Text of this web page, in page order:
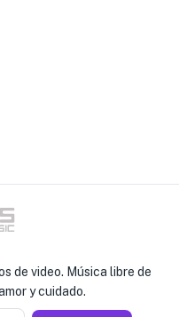
de video. Música libre de
y cuidado.